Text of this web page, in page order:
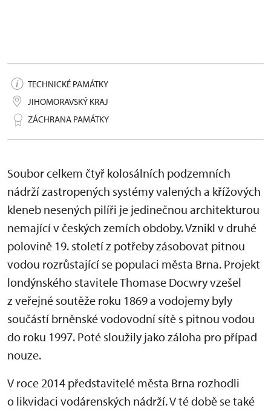
TECHNICKÉ PAMÁTKY
JIHOMORAVSKÝ KRAJ
ZÁCHRANA PAMÁTKY
Soubor celkem čtyř kolosálních podzemních
nádrží zastropených systémy valených a křížových
kleneb nesených pilíři je jedinečnou architekturou
nemající v českých zemích obdoby. Vznikl v druhé
polovině 19. století z potřeby zásobovat pitnou
vodou rozrůstající se populaci města Brna. Projekt
londýnského stavitele Thomase Docwry vzešel
z veřejné soutěže roku 1869 a vodojemy byly
součástí brněnské vodovodní sítě s pitnou vodou
do roku 1997. Poté sloužily jako záloha pro případ
nouze.
V roce 2014 představitelé města Brna rozhodli
o likvidaci vodárenských nádrží. V té době se také